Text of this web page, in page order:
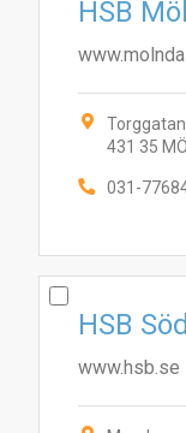
HSB
431 35
031-
HSB
www.hsb.se